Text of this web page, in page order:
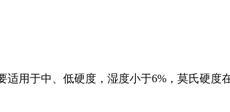
用于中、低硬度，湿度小于6%，莫氏硬